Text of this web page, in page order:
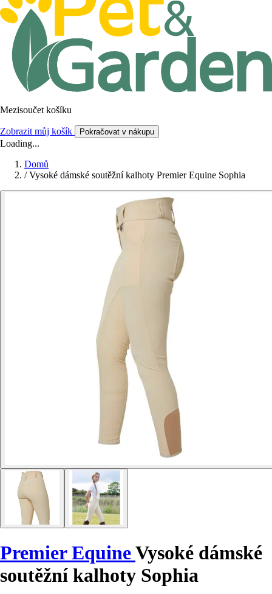
Mezisoučet košíku
Zobrazit můj košík Pokračovat v nákupu
Loading...
Domů
/ Vysoké dámské soutěžní kalhoty Premier Equine Sophia
Premier EquineVysoké dámské
soutěžní kalhoty Sophia